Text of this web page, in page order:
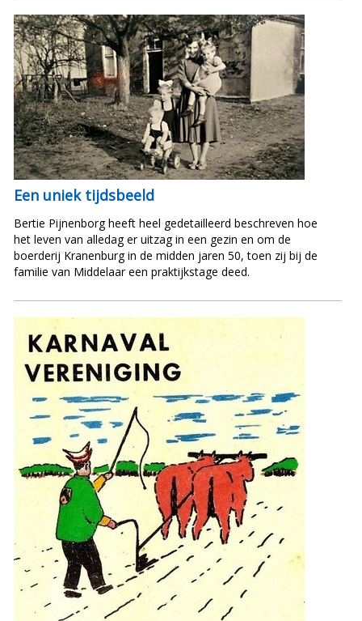
Een uniek tijdsbeeld
Bertie Pijnenborg heeft heel gedetailleerd beschreven hoe
het leven van alledag er uitzag in een gezin en om de
boerderij Kranenburg in de midden jaren 50, toen zij bij de
familie van Middelaar een praktijkstage deed.